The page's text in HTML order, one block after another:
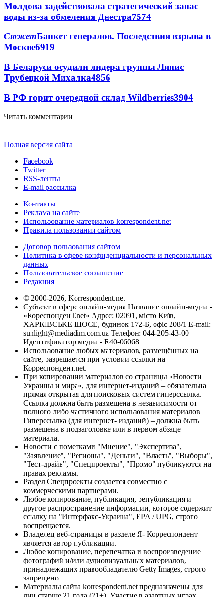
Молдова задействовала стратегический запас
воды из-за обмеления Днестра7574
СюжетБанкет генералов. Последствия взрыва в
Москве6919
В Беларуси осудили лидера группы Ляпис
Трубецкой Михалка4856
В РФ горит очередной склад Wildberries3904
Читать комментарии
Полная версия сайта
Facebook
Twitter
RSS-ленты
E-mail рассылка
Контакты
Реклама на сайте
Использование материалов korrespondent.net
Правила пользования сайтом
Договор пользования сайтом
Политика в сфере конфиденциальности и персональных
данных
Пользовательское соглашение
Редакция
© 2000-2026, Korrespondent.net
Субъект в сфере онлайн-медиа Название онлайн-медиа -
«КореспонденТ.net» Адрес: 02091, місто Київ,
ХАРКІВСЬКЕ ШОСЕ, будинок 172-Б, офіс 208/1 E-mail:
sunlight@mediadim.com.ua Телефон: 044-205-43-00
Идентификатор медиа - R40-06068
Использование любых материалов, размещённых на
сайте, разрешается при условии ссылки на
Корреспондент.net.
При копировании материалов со страницы «Новости
Украины и мира», для интернет-изданий – обязательна
прямая открытая для поисковых систем гиперссылка.
Ссылка должна быть размещена в независимости от
полного либо частичного использования материалов.
Гиперссылка (для интернет- изданий) – должна быть
размещена в подзаголовке или в первом абзаце
материала.
Новости с пометками "Мнение", "Экспертиза",
"Заявление", "Регионы", "Деньги", "Власть", "Выборы",
"Тест-драйв", "Спецпроекты", "Промо" публикуются на
правах рекламы.
Раздел Спецпроекты создается совместно с
коммерческими партнерами.
Любое копирование, публикация, републикация и
другое распространение информации, которое содержит
ссылку на "Интерфакс-Украина", EPA / UPG, строго
воспрещается.
Владелец веб-страницы в разделе Я- Корреспондент
является автор публикации.
Любое копирование, перепечатка и воспроизведение
фотографий и/или аудиовизуальных материалов,
принадлежащих правообладателю Getty Images, строго
запрещено.
Материалы сайта korrespondent.net предназначены для
лиц старше 21 года (21+). Участие в азартных играх